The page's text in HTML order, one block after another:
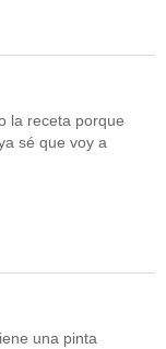
la receta porque
sé que voy a
una pinta